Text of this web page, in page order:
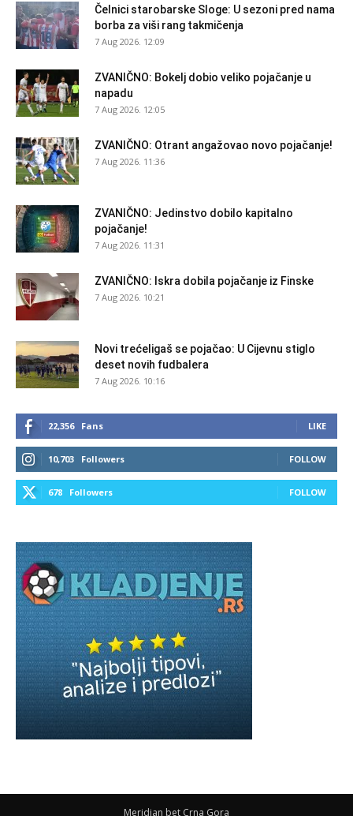
Čelnici starobarske Sloge: U sezoni pred nama
borba za viši rang takmičenja
7 Aug 2026. 12:09
ZVANIČNO: Bokelj dobio veliko pojačanje u
napadu
7 Aug 2026. 12:05
ZVANIČNO: Otrant angažovao novo pojačanje!
7 Aug 2026. 11:36
ZVANIČNO: Jedinstvo dobilo kapitalno
pojačanje!
7 Aug 2026. 11:31
ZVANIČNO: Iskra dobila pojačanje iz Finske
7 Aug 2026. 10:21
Novi trećeligaš se pojačao: U Cijevnu stiglo
deset novih fudbalera
7 Aug 2026. 10:16
22,356 Fans LIKE
10,703 Followers FOLLOW
678 Followers FOLLOW
Meridian bet Crna Gora